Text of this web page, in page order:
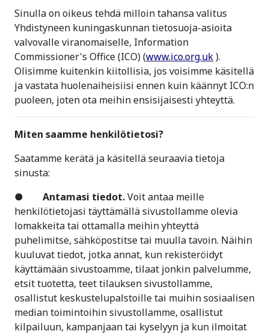
Sinulla on oikeus tehdä milloin tahansa valitus
Yhdistyneen kuningaskunnan tietosuoja-asioita
valvovalle viranomaiselle, Information
Commissioner's Office (ICO) (www.ico.org.uk).
Olisimme kuitenkin kiitollisia, jos voisimme käsitellä
ja vastata huolenaiheisiisi ennen kuin käännyt ICO:n
puoleen, joten ota meihin ensisijaisesti yhteyttä.
Miten saamme henkilötietosi?
Saatamme kerätä ja käsitellä seuraavia tietoja
sinusta:
● Antamasi tiedot.Voit antaa meille
henkilötietojasi täyttämällä sivustollamme olevia
lomakkeita tai ottamalla meihin yhteyttä
puhelimitse, sähköpostitse tai muulla tavoin. Näihin
kuuluvat tiedot, jotka annat, kun rekisteröidyt
käyttämään sivustoamme, tilaat jonkin palvelumme,
etsit tuotetta, teet tilauksen sivustollamme,
osallistut keskustelupalstoille tai muihin sosiaalisen
median toimintoihin sivustollamme, osallistut
kilpailuun, kampanjaan tai kyselyyn ja kun ilmoitat